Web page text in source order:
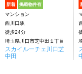
新着 掲載物件有
マンション
西川口駅
徒歩24分
埼玉県川口市芝中田１丁目
スカイルーチェ川口芝
中田